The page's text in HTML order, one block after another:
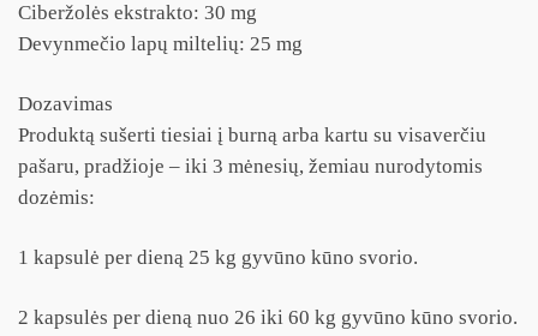
Ciberžolės ekstrakto: 30 mg
Devynmečio lapų miltelių: 25 mg
Dozavimas
Produktą sušerti tiesiai į burną arba kartu su visaverčiu
pašaru, pradžioje – iki 3 mėnesių, žemiau nurodytomis
dozėmis:
1 kapsulė per dieną 25 kg gyvūno kūno svorio.
2 kapsulės per dieną nuo 26 iki 60 kg gyvūno kūno svorio.